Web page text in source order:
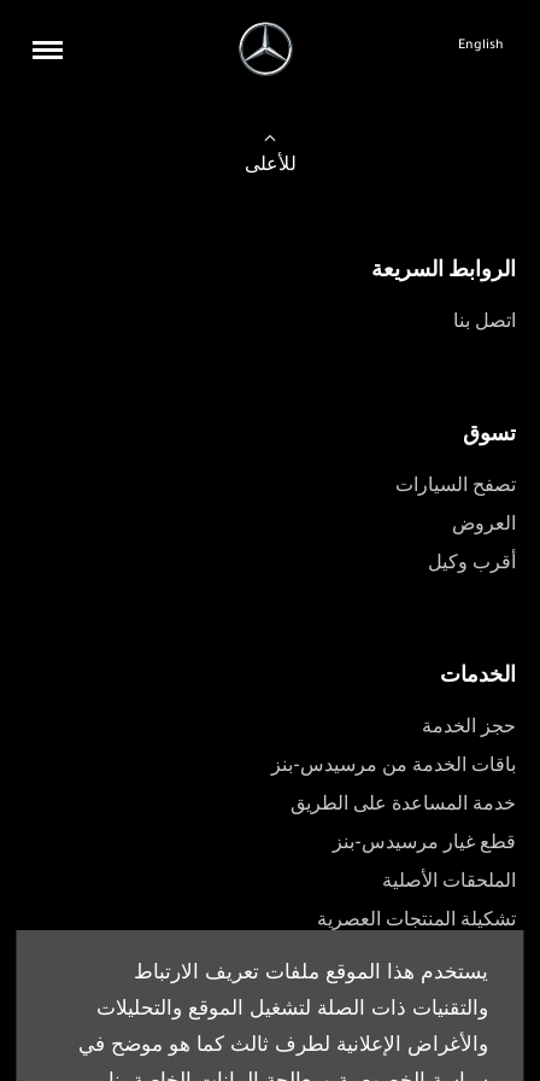
يستخدم هذا الموقع ملفات تعريف الارتباط
والتقنيات ذات الصلة لتشغيل الموقع والتحليلات
والأغراض الإعلانية لطرف ثالث كما هو موضح في
English
للأعلى
الروابط السريعة
اتصل بنا
تسوق
تصفح السيارات
العروض
أقرب وكيل
الخدمات
حجز الخدمة
باقات الخدمة من مرسيدس-بنز
خدمة المساعدة على الطريق
قطع غيار مرسيدس-بنز
الملحقات الأصلية
تشكيلة المنتجات العصرية